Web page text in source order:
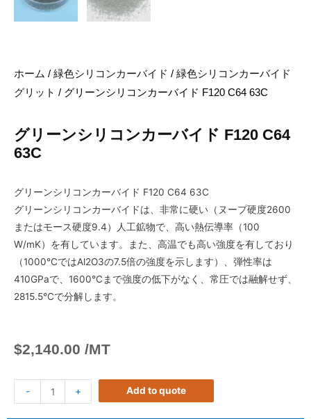
ホーム / 緑色シリコンカーバイド / 緑色シリコンカーバイド
グリット / グリーンシリコンカーバイド F120 C64 63C
グリーンシリコンカーバイド F120 C64
63C
グリーンシリコンカーバイド F120 C64 63C
グリーンシリコンカーバイドは、非常に硬い（ヌープ硬度2600
またはモース硬度9.4）人工鉱物で、高い熱伝導率（100
W/mK）を有しています。また、高温でも高い強度を有しており
（1000°CではAl2O3の7.5倍の強度を示します）、弾性率は
410GPaで、1600°Cまで強度の低下がなく、常圧では融解せず、
2815.5°Cで分解します。
$2,140.00 /MT
- + Add to quote